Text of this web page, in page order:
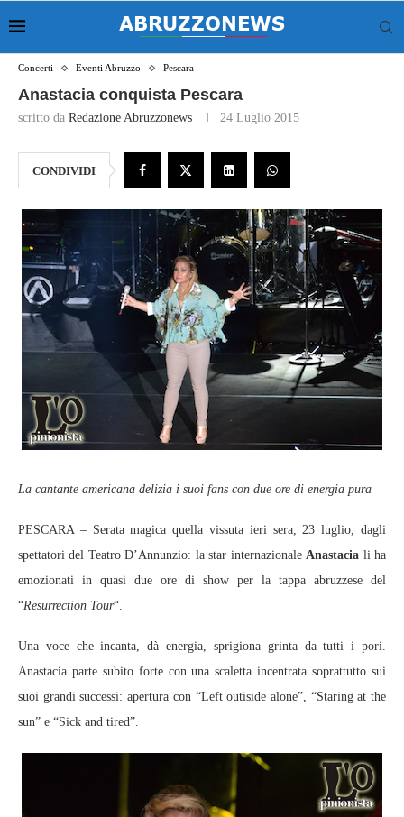
Concerti Eventi Abruzzo Pescara
Anastacia conquista Pescara
scritto da Redazione Abruzzonews 24 Luglio 2015
CONDIVIDI
La cantante americana delizia i suoi fans con due ore di energia pura
PESCARA – Serata magica quella vissuta ieri sera, 23 luglio, dagli
spettatori del Teatro D’Annunzio: la star internazionaleAnastacia li ha
emozionati in quasi due ore di show per la tappa abruzzese del
“Resurrection Tour“.
Una voce che incanta, dà energia, sprigiona grinta da tutti i pori.
Anastacia parte subito forte con una scaletta incentrata soprattutto sui
suoi grandi successi: apertura con “Left outiside alone”, “Staring at the
sun” e “Sick and tired”.